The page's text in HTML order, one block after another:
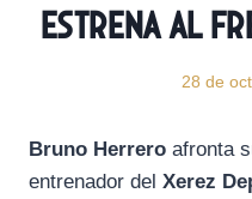
estrena al
28 de
Bruno Herrero afronta
entrenador del Xerez